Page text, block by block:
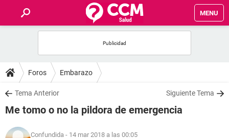
MENU
FOROS
SALUD
Foros Embarazo
Tema Anterior Siguiente Tema
Me tomo o no la pildora de emergencia
Confundida - 14 mar 2018 a las 00:05